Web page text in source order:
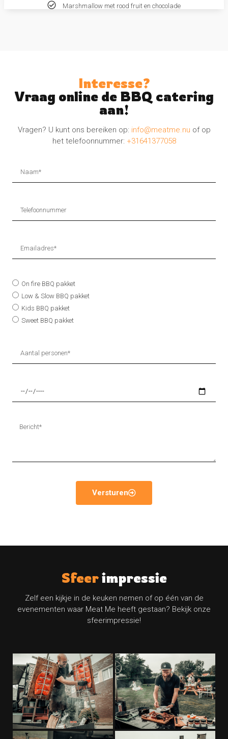
Marshmallow met rood fruit en chocolade
Interesse?
Vraag online de BBQ catering
aan!
Vragen? U kunt ons bereiken op: info@meatme.nu of op
het telefoonnummer: +31641377058
On fire BBQ pakket
Low & Slow BBQ pakket
Kids BBQ pakket
Sweet BBQ pakket
Versturen
Sfeerimpressie
Zelf een kijkje in de keuken nemen of op één van de
evenementen waar Meat Me heeft gestaan? Bekijk onze
sfeerimpressie!